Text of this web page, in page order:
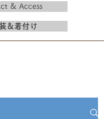
& Access
＆着付け